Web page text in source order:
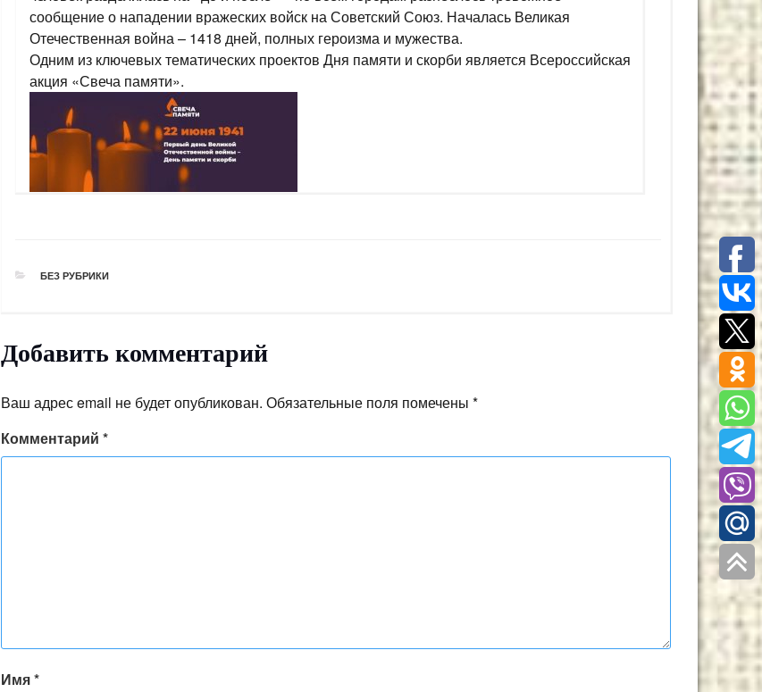
сообщение о нападении вражеских войск на Советский Союз. Началась Великая
Отечественная война – 1418 дней, полных героизма и мужества.
Одним из ключевых тематических проектов Дня памяти и скорби является Всероссийская
акция «Свеча памяти».
РУБРИКИ
БЕЗ РУБРИКИ
Добавить комментарий
Ваш адрес email не будет опубликован. Обязательные поля помечены *
Комментарий *
Имя*